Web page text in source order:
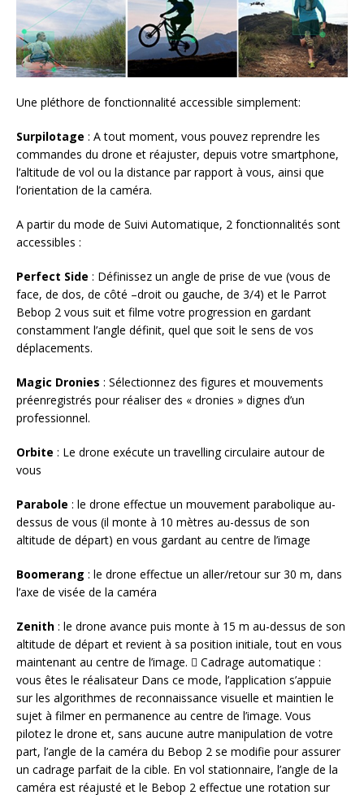
Une pléthore de fonctionnalité accessible simplement:
Surpilotage : A tout moment, vous pouvez reprendre les
commandes du drone et réajuster, depuis votre smartphone,
l’altitude de vol ou la distance par rapport à vous, ainsi que
l’orientation de la caméra.
A partir du mode de Suivi Automatique, 2 fonctionnalités sont
accessibles :
Perfect Side : Définissez un angle de prise de vue (vous de
face, de dos, de côté –droit ou gauche, de 3/4) et le Parrot
Bebop 2 vous suit et filme votre progression en gardant
constamment l’angle définit, quel que soit le sens de vos
déplacements.
Magic Dronies : Sélectionnez des figures et mouvements
préenregistrés pour réaliser des « dronies » dignes d’un
professionnel.
Orbite : Le drone exécute un travelling circulaire autour de
vous
Parabole : le drone effectue un mouvement parabolique au-
dessus de vous (il monte à 10 mètres au-dessus de son
altitude de départ) en vous gardant au centre de l’image
Boomerang : le drone effectue un aller/retour sur 30 m, dans
l’axe de visée de la caméra
Zenith : le drone avance puis monte à 15 m au-dessus de son
altitude de départ et revient à sa position initiale, tout en vous
maintenant au centre de l’image.  Cadrage automatique :
vous êtes le réalisateur Dans ce mode, l’application s’appuie
sur les algorithmes de reconnaissance visuelle et maintien le
sujet à filmer en permanence au centre de l’image. Vous
pilotez le drone et, sans aucune autre manipulation de votre
part, l’angle de la caméra du Bebop 2 se modifie pour assurer
un cadrage parfait de la cible. En vol stationnaire, l’angle de la
caméra est réajusté et le Bebop 2 effectue une rotation sur